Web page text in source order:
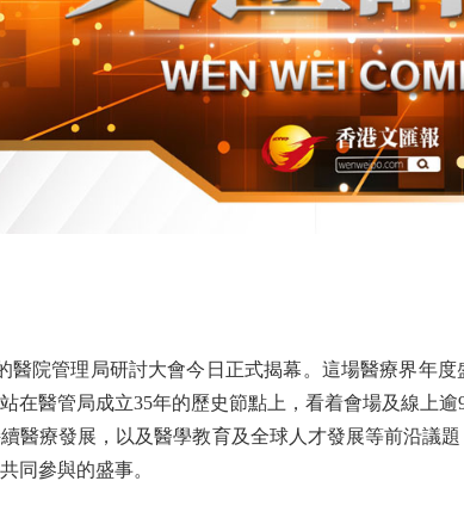
院管理局研討大會今日正式揭幕。這場醫療界年度
在醫管局成立35年的歷史節點上，看着會場及線上
醫療發展，以及醫學教育及全球人才發展等前沿議
同參與的盛事。